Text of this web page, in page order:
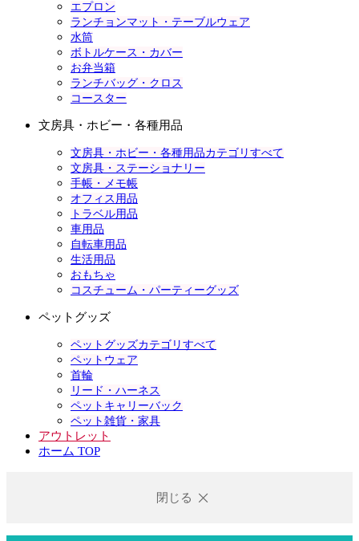
エプロン
ランチョンマット・テーブルウェア
水筒
ボトルケース・カバー
お弁当箱
ランチバッグ・クロス
コースター
文房具・ホビー・各種用品
文房具・ホビー・各種用品カテゴリすべて
文房具・ステーショナリー
手帳・メモ帳
オフィス用品
トラベル用品
車用品
自転車用品
生活用品
おもちゃ
コスチューム・パーティーグッズ
ペットグッズ
ペットグッズカテゴリすべて
ペットウェア
首輪
リード・ハーネス
ペットキャリーバック
ペット雑貨・家具
アウトレット
ホーム TOP
閉じる